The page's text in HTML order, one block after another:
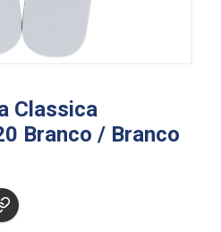
Classica
Branco / Branco